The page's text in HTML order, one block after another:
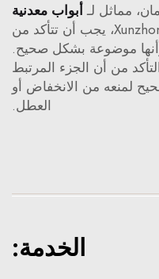
مماثل لـأبواب معدنية
يقدمها Xunzhong، يجب أن تتأكد من
وأنها موضوعة بشكل صحيح.
من أن الجزء المرتبط
لمنعه من الانخفاض أو
العطل.
الخدمة: